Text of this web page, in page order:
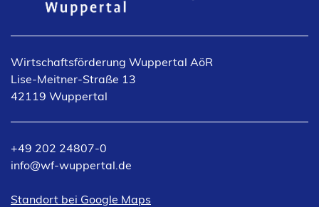
Wirtschaftsförderung Wuppertal AöR
Lise-Meitner-Straße 13
42119 Wuppertal
+49 202 24807-0
info
wf-wuppertal de
Standort bei Google Maps
(Öffnet